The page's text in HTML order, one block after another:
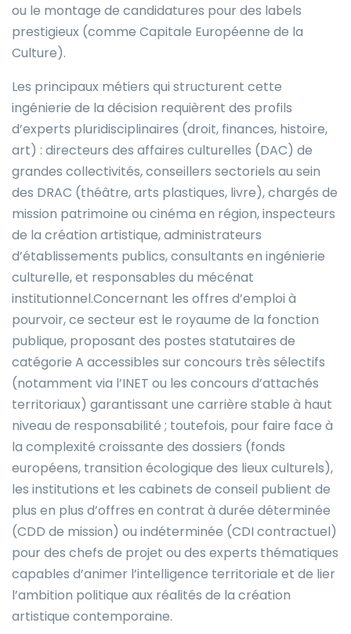
ou le montage de candidatures pour des labels
prestigieux (comme Capitale Européenne de la
Culture).
Les principaux métiers qui structurent cette
ingénierie de la décision requièrent des profils
d’experts pluridisciplinaires (droit, finances, histoire,
art) : directeurs des affaires culturelles (DAC) de
grandes collectivités, conseillers sectoriels au sein
des DRAC (théâtre, arts plastiques, livre), chargés de
mission patrimoine ou cinéma en région, inspecteurs
de la création artistique, administrateurs
d’établissements publics, consultants en ingénierie
culturelle, et responsables du mécénat
institutionnel.Concernant les offres d’emploi à
pourvoir, ce secteur est le royaume de la fonction
publique, proposant des postes statutaires de
catégorie A accessibles sur concours très sélectifs
(notamment via l’INET ou les concours d’attachés
territoriaux) garantissant une carrière stable à haut
niveau de responsabilité ; toutefois, pour faire face à
la complexité croissante des dossiers (fonds
européens, transition écologique des lieux culturels),
les institutions et les cabinets de conseil publient de
plus en plus d’offres en contrat à durée déterminée
(CDD de mission) ou indéterminée (CDI contractuel)
pour des chefs de projet ou des experts thématiques
capables d’animer l’intelligence territoriale et de lier
l’ambition politique aux réalités de la création
artistique contemporaine.